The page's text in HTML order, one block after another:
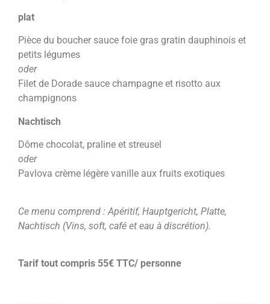
plat
Pièce du boucher sauce foie gras gratin dauphinois et
petits légumes
oder
Filet de Dorade sauce champagne et risotto aux
champignons
Nachtisch
Dôme chocolat, praline et streusel
oder
Pavlova crème légère vanille aux fruits exotiques
Ce menu comprend : Apéritif, Hauptgericht, Platte,
Nachtisch (Vins, soft, café et eau à discrétion).
Tarif tout compris 55€ TTC/ personne